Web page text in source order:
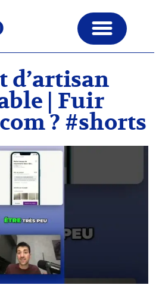
d’artisan
| Fuir
? #shorts